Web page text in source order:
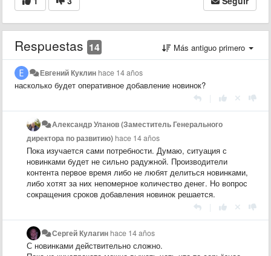
Respuestas 14 Más antiguo primero
Евгений Куклин hace 14 años
насколько будет оперативное добавление новинок?
Александр Уланов (Заместитель Генерального
директора по развитию) hace 14 años
Пока изучается сами потребности. Думаю, ситуация с
новинками будет не сильно радужной. Производители
контента первое время либо не любят делиться новинками,
либо хотят за них непомерное количество денег. Но вопрос
сокращения сроков добавления новинок решается.
Сергей Кулагин hace 14 años
С новинками действительно сложно.